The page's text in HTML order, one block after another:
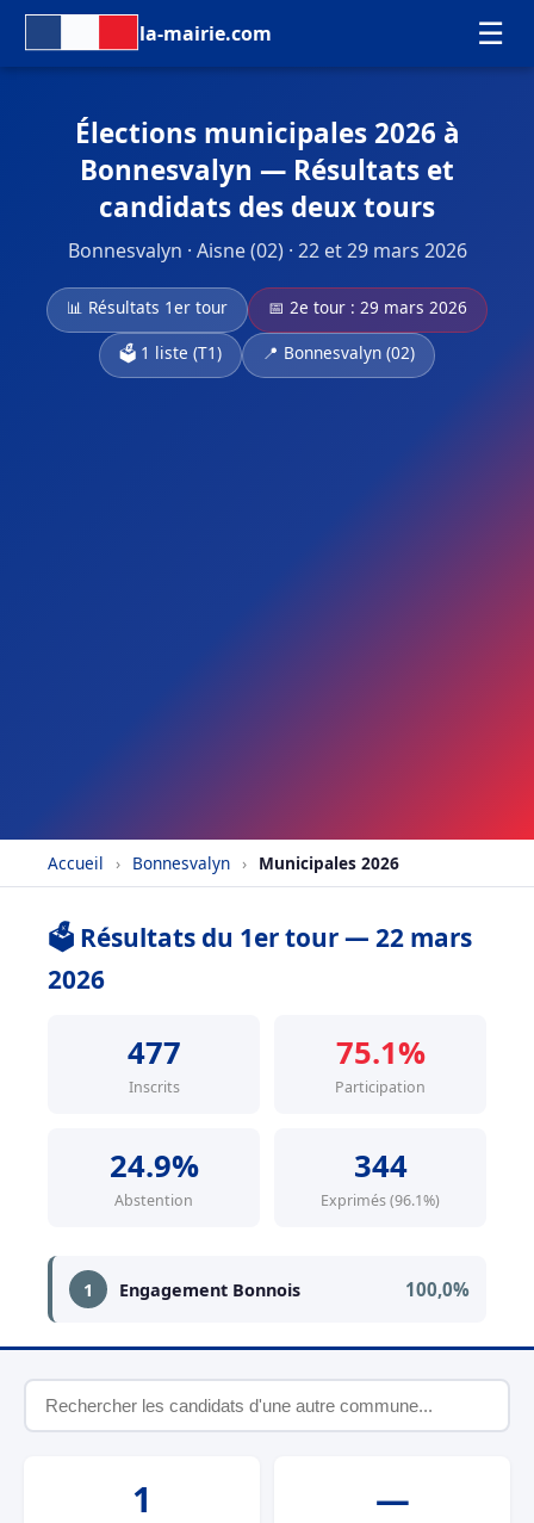
la-mairie.com ☰
Élections municipales 2026 à
Bonnesvalyn — Résultats et
candidats des deux tours
Bonnesvalyn · Aisne (02) · 22 et 29 mars 2026
📊 Résultats 1er tour
📅 2e tour : 29 mars 2026
🗳️ 1 liste (T1)
📍 Bonnesvalyn (02)
Accueil › Bonnesvalyn › Municipales 2026
🗳️ Résultats du 1er tour — 22 mars
2026
477
Inscrits
75.1%
Participation
24.9%
Abstention
344
Exprimés (96.1%)
1 Engagement Bonnois 100,0%
1 —